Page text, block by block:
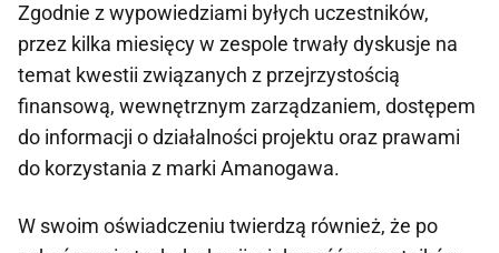
Zgodnie z wypowiedziami byłych uczestników,
przez kilka miesięcy w zespole trwały dyskusje na
temat kwestii związanych z przejrzystością
finansową, wewnętrznym zarządzaniem, dostępem
do informacji o działalności projektu oraz prawami
do korzystania z marki Amanogawa.
W swoim oświadczeniu twierdzą również, że po